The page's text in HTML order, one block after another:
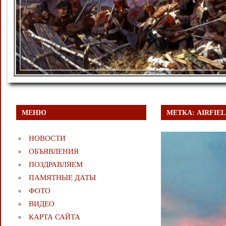
МЕТКА:
МЕНЮ
НОВОСТИ
ОБЪЯВЛЕНИЯ
ПОЗДРАВЛЯЕМ
ПАМЯТНЫЕ ДАТЫ
ФОТО
ВИДЕО
КАРТА САЙТА